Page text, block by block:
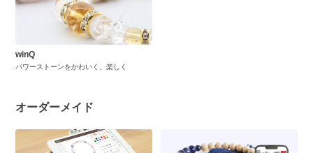
winQ
パワーストーンをかわいく、楽しく
オーダーメイド